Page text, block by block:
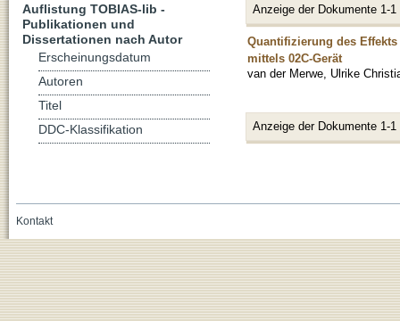
Anzeige der Dokumente 1-1
Quantifizierung des
mittels 02C-Gerät
van der Merwe, Ulrike
Anzeige der Dokumente 1-1
Auflistung TOBIAS-lib -
Publikationen und
Dissertationen nach Autor
Erscheinungsdatum
Autoren
Titel
DDC-Klassifikation
Kontakt